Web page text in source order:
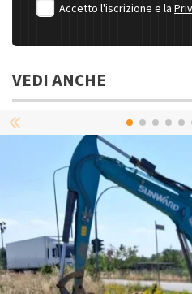
Accetto l'iscrizione e la
VEDI ANCHE